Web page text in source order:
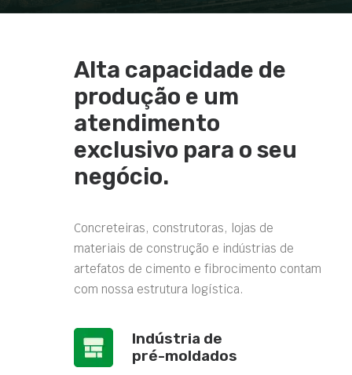
Alta capacidade de
produção e um
atendimento
exclusivo para o seu
negócio.
Concreteiras, construtoras, lojas de
materiais de construção e indústrias de
artefatos de cimento e fibrocimento contam
com nossa estrutura logística.
Indústria de
pré-moldados